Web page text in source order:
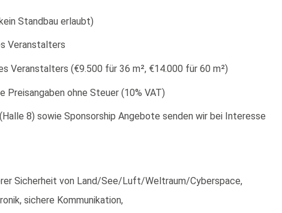
Standbau erlaubt)
Veranstalters
Veranstalters (€9.500 für 36 m², €14.000 für 60 m²)
ohne Steuer (10% VAT)
(Halle 8) sowie Sponsorship Angebote senden wir bei Interesse
Sicherheit von Land/See/Luft/Weltraum/Cyberspace,
sichere Kommunikation,